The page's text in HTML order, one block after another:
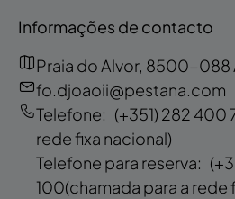
Informações de contacto
Praia do Alvor, 8500-088
fo.djoaoii@pestana.com
Telefone: (+351) 282 400
rede fixa nacional)
Telefone para reserva:
100(chamada para a rede